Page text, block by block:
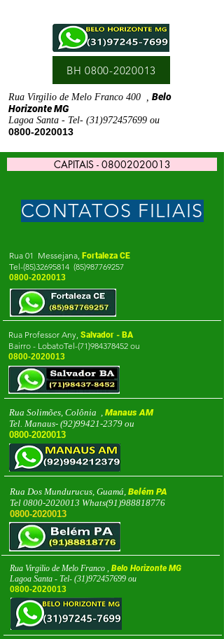
BH 0800-2020013
Rua Virgilio de Melo Franco 400 , Belo
Horizonte MG
Lagoa Santa - Tel- (31)972457699 ou
0800-2020013
CAPITAIS - 08002020013
CONTATOS FILIAIS
Rua 01 Messejana, Fortaleza CE
Tel-(85)32695814 (85)987769257
0800-2020013
Rua Professor Any, Salvador - BA
Bairro - LobatoTel-(71)984378452 ou
0800-2020013
Rua Solimões, Colônia , Manaus AM
Tel. Manaus- (92)99421-2379 ou
0800-2020013
Rua Dos Mundurucus, Guamá, Belém PA
Tel 0800-2020013 Whats(91)988818776
0800-2020013
Rua Virgilio de Melo Franco , Belo Horizonte MG
Lagoa Santa - Tel- (31)972457699 ou
0800-2020013